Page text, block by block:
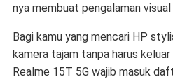
nya membuat pengalaman
Bagi kamu yang mencari HP
kamera tajam tanpa harus
Realme 15T 5G wajib masuk